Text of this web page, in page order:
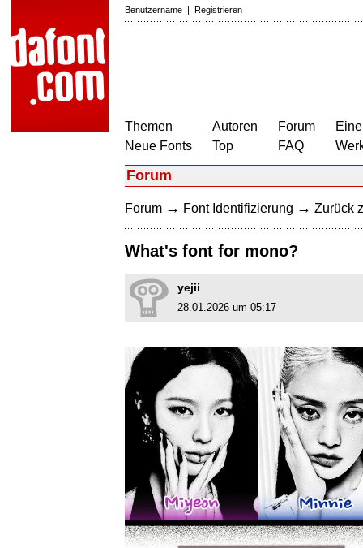
Benutzername | Registrieren
Themen
Neue Fonts
Autoren
Top
Forum
FAQ
Forum
Forum → Font Identifizierung → Zurück
What's font for mono?
yejii
28.01.2026 um 05:17